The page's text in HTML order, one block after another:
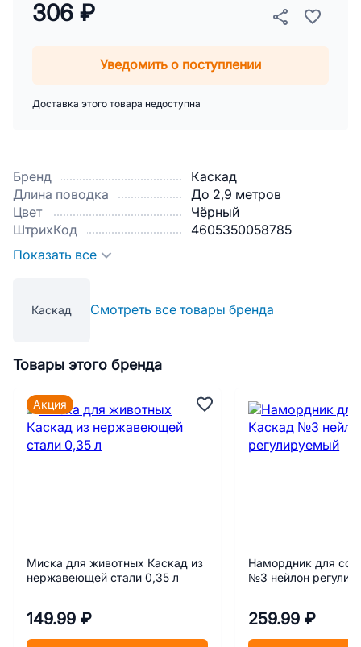
Бренд
Каскад
Длина поводка
До 2,9 метров
Цвет
Чёрный
ШтрихКод
4605350058785
Показать все
Каскад Смотреть все товары бренда
306 ₽
Уведомить о поступлении
Доставка этого товара недоступна
Товары этого бренда
Миска для животных Каскад из
нержавеющей стали 0,35 л
149.99 ₽
Акция
Намордник для
№3 нейлон
259.99 ₽